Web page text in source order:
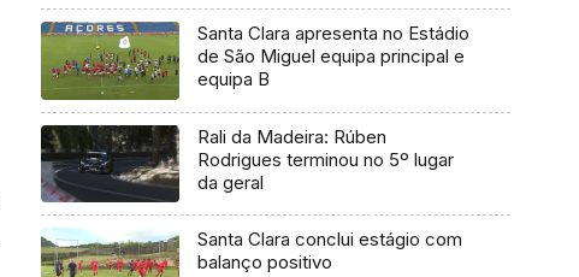
Santa Clara apresenta no Estádio
de São Miguel equipa principal e
equipa B
Rali da Madeira: Rúben
Rodrigues terminou no 5º lugar
da geral
Santa Clara conclui estágio com
balanço positivo